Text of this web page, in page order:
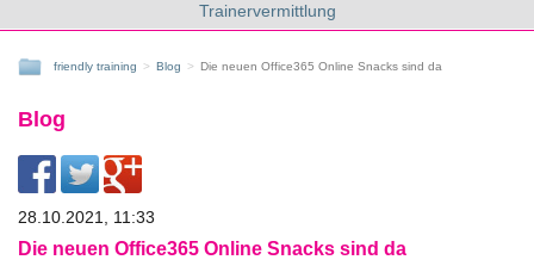
Trainervermittlung
friendly training Blog Die neuen Office365 Online Snacks sind da
Blog
28.10.2021, 11:33
Die neuen Office365 Online Snacks sind da